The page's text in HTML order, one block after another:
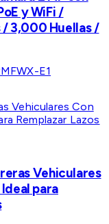
y WiFi /
/ 3,000 Huellas /
E1
Vehiculares
para